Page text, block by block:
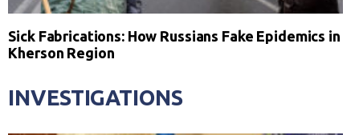
Sick Fabrications: How Russians Fake Epidemics in
Kherson Region
INVESTIGATIONS